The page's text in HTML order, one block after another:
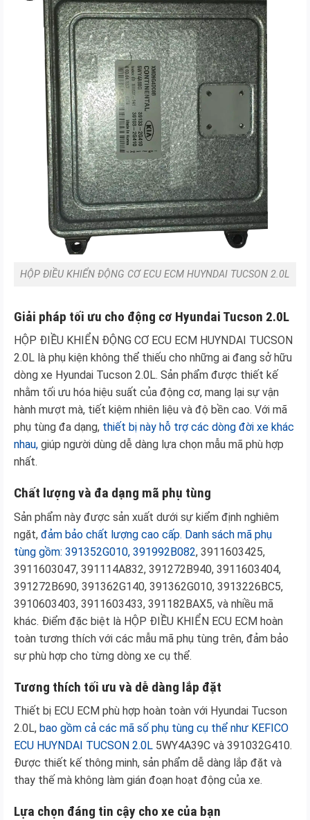
Mô
sản
phẩm
HỘP ĐIỀU KHIỂN ĐỘNG CƠ ECU ECM HUYNDAI TUCSON 2.0L
Giải pháp tối ưu cho động cơ Hyundai Tucson 2.0L
HỘP ĐIỀU KHIỂN ĐỘNG CƠ ECU ECM HUYNDAI TUCSON
2.0L là phụ kiện không thể thiếu cho những ai đang sở hữu
dòng xe Hyundai Tucson 2.0L. Sản phẩm được thiết kế
nhằm tối ưu hóa hiệu suất của động cơ, mang lại sự vận
hành mượt mà, tiết kiệm nhiên liệu và độ bền cao. Với mã
phụ tùng đa dạng, thiết bị này hỗ trợ các dòng đời xe khác
nhau, giúp người dùng dễ dàng lựa chọn mẫu mã phù hợp
nhất.
Chất lượng và đa dạng mã phụ tùng
Sản phẩm này được sản xuất dưới sự kiểm định nghiêm
ngặt, đảm bảo chất lượng cao cấp. Danh sách mã phụ
tùng gồm: 391352G010, 391992B082, 3911603425,
3911603047, 391114A832, 391272B940, 3911603404,
391272B690, 391362G140, 391362G010, 3913226BC5,
3910603403, 3911603433, 391182BAX5, và nhiều mã
khác. Điểm đặc biệt là HỘP ĐIỀU KHIỂN ECU ECM hoàn
toàn tương thích với các mẫu mã phụ tùng trên, đảm bảo
sự phù hợp cho từng dòng xe cụ thể.
Tương thích tối ưu và dễ dàng lắp đặt
Thiết bị ECU ECM phù hợp hoàn toàn với Hyundai Tucson
2.0L, bao gồm cả các mã số phụ tùng cụ thể như KEFICO
ECU HUYNDAI TUCSON 2.0L 5WY4A39C và 391032G410.
Được thiết kế thông minh, sản phẩm dễ dàng lắp đặt và
thay thế mà không làm gián đoạn hoạt động của xe.
Lựa chọn đáng tin cậy cho xe của bạn